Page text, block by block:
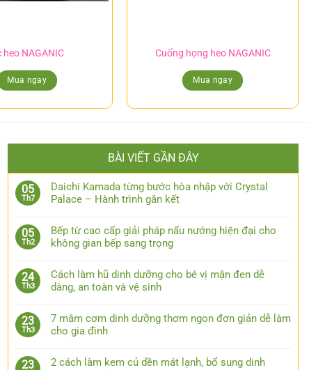
heo NAGANIC
Mua ngay
Cuống họng heo NAGANIC
Mua ngay
BÀI VIẾT GẦN ĐÂY
05
Th7
Daichi Kamada từng bước hòa nhập với Crystal
Palace – Hành trình gắn kết
05
Th2
Bếp từ cao cấp giải pháp nấu nướng hiện đại cho
không gian bếp sang trọng
24
Th3
Cách làm hũ dinh dưỡng cho bé vị mận đen dễ
dàng, an toàn và vệ sinh
23
Th3
7 mâm cơm dinh dưỡng thơm ngon đơn giản dễ làm
cho gia đình
23
2 cách làm kem củ dền mát lạnh, bổ sung dinh